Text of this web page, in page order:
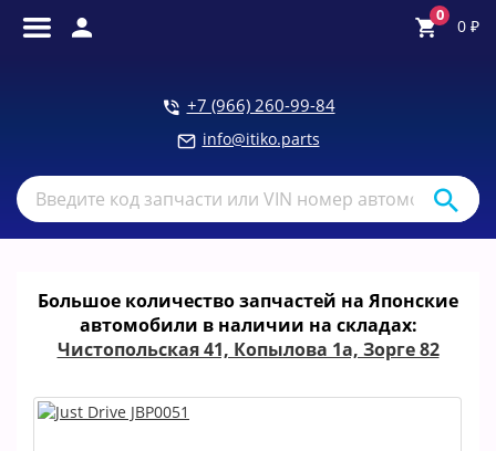
0
0 ₽
+7 (966) 260-99-84
info@itiko.parts
Большое количество запчастей на Японские
автомобили в наличии на складах:
Чистопольская 41, Копылова 1а, Зорге 82